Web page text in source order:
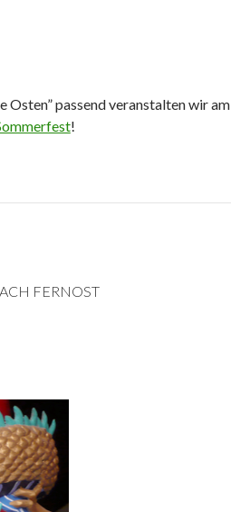
Osten” passend veranstalten wir am
!
FERNOST